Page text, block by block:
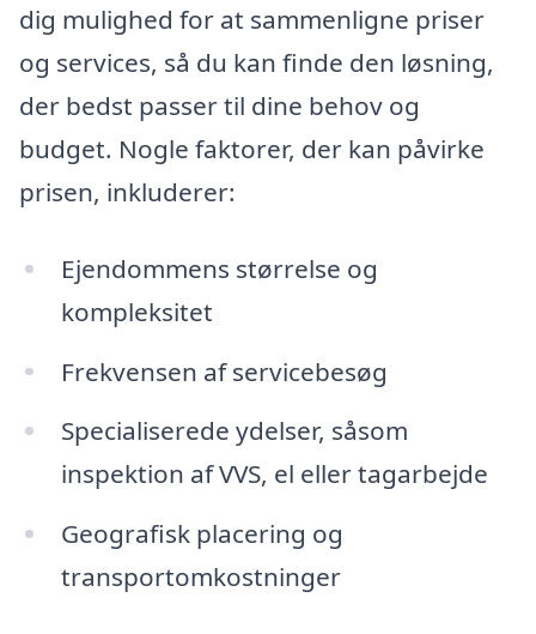
dig mulighed for at sammenligne priser
og services, så du kan finde den løsning,
der bedst passer til dine behov og
budget. Nogle faktorer, der kan påvirke
prisen, inkluderer:
Ejendommens størrelse og
kompleksitet
Frekvensen af servicebesøg
Specialiserede ydelser, såsom
inspektion af VVS, el eller tagarbejde
Geografisk placering og
transportomkostninger